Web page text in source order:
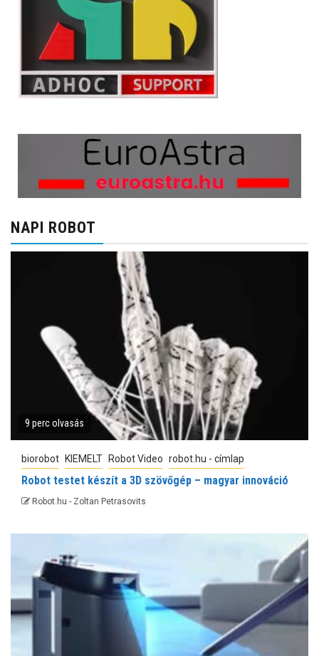
NAPI ROBOT
9 perc olvasás
biorobot KIEMELT Robot Video robot.hu - címlap
Robot testet készít a 3D szövőgép – magyar innováció
Robot.hu - Zoltan Petrasovits